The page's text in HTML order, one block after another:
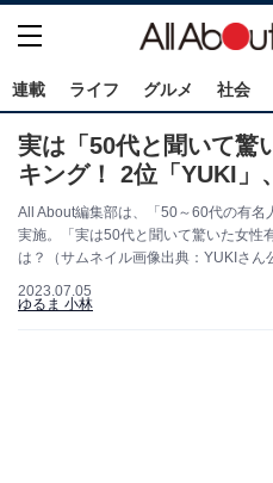
連載 ライフ グルメ 社会
実は「50代と聞いて驚
キング！ 2位「YUKI」
All About編集部は、「50～60代の有名
実施。「実は50代と聞いて驚いた女性
は？（サムネイル画像出典：YUKIさん
2023.07.05
ゆるま 小林